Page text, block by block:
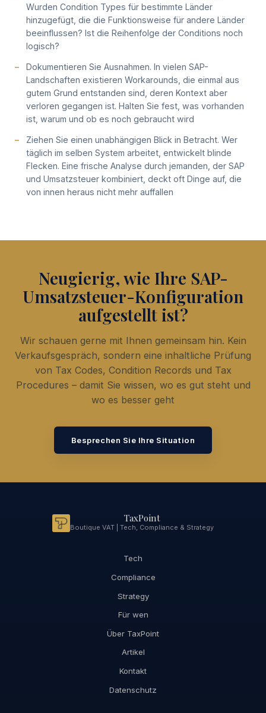
Wurden Condition Types für bestimmte Länder
hinzugefügt, die die Funktionsweise für andere Länder
beeinflussen? Ist die Reihenfolge der Conditions noch
logisch?
Dokumentieren Sie Ausnahmen. In vielen SAP-
Landschaften existieren Workarounds, die einmal aus
gutem Grund entstanden sind, deren Kontext aber
verloren gegangen ist. Halten Sie fest, was vorhanden
ist, warum und ob es noch gebraucht wird
Ziehen Sie einen unabhängigen Blick in Betracht. Wer
täglich im selben System arbeitet, entwickelt blinde
Flecken. Eine frische Analyse durch jemanden, der SAP
und Umsatzsteuer kombiniert, deckt oft Dinge auf, die
von innen heraus nicht mehr auffallen
Neugierig, wie Ihre SAP-
Umsatzsteuer-Konfiguration
aufgestellt ist?
Wir schauen gerne mit Ihnen gemeinsam hin. Kein
Verkaufsgespräch, sondern eine inhaltliche Prüfung
von Tax Codes, Condition Records und Tax
Procedures – damit Sie wissen, wo es gut steht und
wo es besser geht
Besprechen Sie Ihre Situation
TaxPoint
Boutique VAT | Tech, Compliance & Strategy
Tech
Compliance
Strategy
Für wen
Über TaxPoint
Artikel
Kontakt
Datenschutz